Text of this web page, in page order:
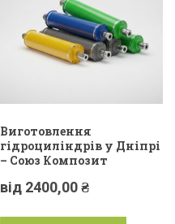
Виготовлення
гідроциліндрів у Дніпрі
– Союз Композит
від 2400,00₴